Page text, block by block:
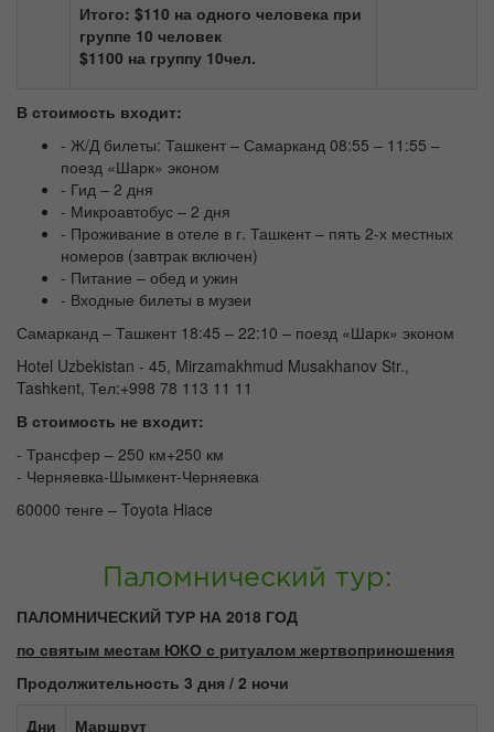
Итого: $110 на одного человека при
группе 10 человек
$1100 на группу 10чел.
В стоимость входит:
- Ж/Д билеты: Ташкент – Самарканд 08:55 – 11:55 –
поезд «Шарк» эконом
- Гид – 2 дня
- Микроавтобус – 2 дня
- Проживание в отеле в г. Ташкент – пять 2-х местных
номеров (завтрак включен)
- Питание – обед и ужин
- Входные билеты в музеи
Самарканд – Ташкент 18:45 – 22:10 – поезд «Шарк» эконом
Hotel Uzbekistan - 45, Mirzamakhmud Musakhanov Str.,
Tashkent, Тел:+998 78 113 11 11
В стоимость не входит:
- Трансфер – 250 км+250 км
- Черняевка-Шымкент-Черняевка
60000 тенге – Toyota Hiace
Паломнический тур:
ПАЛОМНИЧЕСКИЙ ТУР НА 2018 ГОД
по святым местам ЮКО с ритуалом жертвоприношения
Продолжительность 3 дня / 2 ночи
Дни
Маршрут